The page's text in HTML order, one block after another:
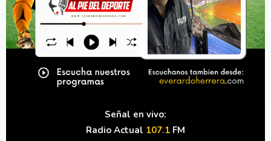
Señal en vivo:
Radio Actual 107.1 FM